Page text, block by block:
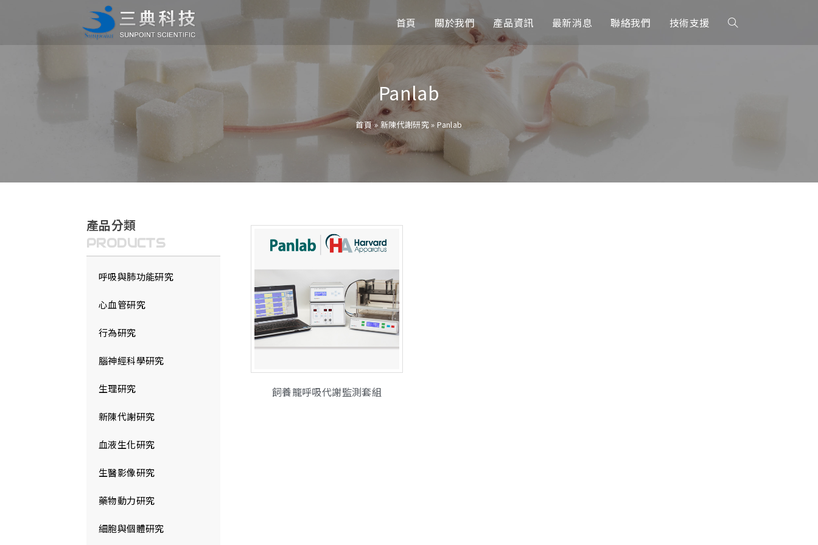
首頁 關於我們 產品資訊 最新消息 聯絡我們 技術支援
Panlab
首頁»新陳代謝研究»Panlab
產品分類
PRODUCTS
呼吸與肺功能研究
心血管研究
行為研究
腦神經科學研究
生理研究
新陳代謝研究
血液生化研究
生醫影像研究
藥物動力研究
細胞與個體研究
飼養籠呼吸代謝監測套組